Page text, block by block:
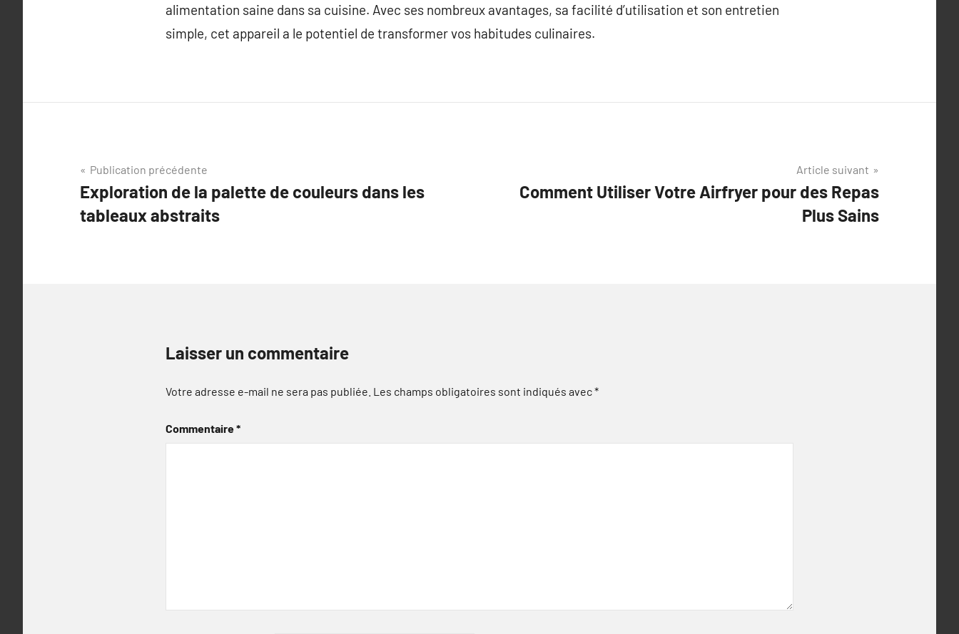
alimentation saine dans sa cuisine. Avec ses nombreux avantages, sa facilité d’utilisation et son entretien
simple, cet appareil a le potentiel de transformer vos habitudes culinaires.
Navigation
de
l’article
Publication précédente
Exploration de la palette de couleurs dans les
tableaux abstraits
Article suivant
Comment Utiliser Votre Airfryer pour des Repas
Plus Sains
Laisser un commentaire
Votre adresse e-mail ne sera pas publiée. Les champs obligatoires sont indiqués avec*
Commentaire*